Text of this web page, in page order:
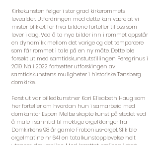
Kirkekunsten følger i stor grad kirkerommets
levealder. Utfordringen med dette kan være at vi
mister blikket for hva bildene forteller til oss som
lever i dag. Ved å ta nye bilder inn i rommet oppstår
en dynamikk mellom det varige og det temporære
som får rommet i tale på en ny måte. Dette ble
forsøkt ut med samtidskunstutstillingen Peregrinus i
2019. Nå i 2022 fortsetter utforskingen av
samtidskunstens muligheter i historiske Tønsberg
domkirke.
Først ut var billedkunstner Kari Elisabeth Haug som
her forteller om hvordan hun i samarbeid med
domkantor Espen Melbø skapte kunst på stedet ved
å male i sanntid til mektige orgelklanger fra
Domkirkens 98 år gamle Frobenius-orgel. Slik ble
orgelmatine nr 641 en totalkunstopplevelse helt